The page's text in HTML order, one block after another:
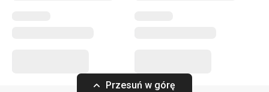
Podkładka FLAIR SHINEPrzesuń w górę